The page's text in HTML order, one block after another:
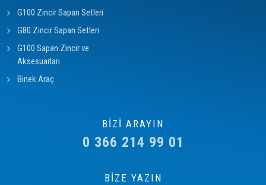
G100 Zincir Sapan Setleri
G80 Zincir Sapan Setleri
G100 Sapan Zincir ve
Aksesuarları
Binek Araç
BİZİ ARAYIN
0 366 214 99 01
BİZE YAZIN